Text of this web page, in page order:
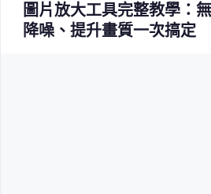
圖片放大工具完整教學：
降噪、提升畫質一次搞定